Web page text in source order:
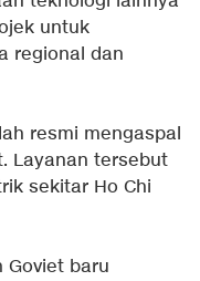
untuk
regional dan
resmi mengaspal
Layanan tersebut
sekitar Ho Chi
Goviet baru